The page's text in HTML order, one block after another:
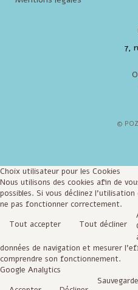
7,
©
Choix utilisateur pour les Cookies
Nous utilisons des cookies afin de
possibles. Si vous déclinez
ne pas fonctionner correctement.
Tout accepter
Tout décliner
données de navigation et mesurer
comprendre son fonctionnement.
Google Analytics